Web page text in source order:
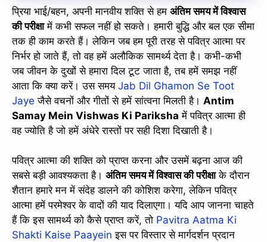
प्रिया भाई/बहन, अपनी मानवीय शक्ति से हम अंतिम समय में विश्वास
की परीक्षामें कभी सफल नहीं हो सकते। हमारी बुद्धि और बल एक सीमा
तक ही काम करते हैं। लेकिन जब हम पूरी तरह से पवित्र आत्मा पर
निर्भर हो जाते हैं, तो वह हमें अलौकिक सामर्थ्य देता है। कभी-कभी
जब जीवन के दुखों से हमारा दिल टूट जाता है, तब हमें समझ नहीं
आता कि क्या करें। उस समय Jab Dil Ghamon Se Toot
Jaye जैसे वचनों और गीतों से हमें सांत्वना मिलती है। Antim
Samay Mein Vishwas Ki Pariksha में पवित्र आत्मा ही
वह ज्योति है जो हमें अंधेरे रास्तों पर सही दिशा दिखाती है।
पवित्र आत्मा की शक्ति को प्राप्त करना और उसमें बढ़ना आज की
सबसे बड़ी आवश्यकता है। अंतिम समय में विश्वास की परीक्षाके दौरान
शैतान हमारे मन में संदेह डालने की कोशिश करेगा, लेकिन पवित्र
आत्मा हमें परमेश्वर के वादों की याद दिलाएगा। यदि आप जानना चाहते
हैं कि इस सामर्थ्य को कैसे प्राप्त करें, तो Pavitra Aatma Ki
Shakti Kaise Paayein इस पर विस्तार से मार्गदर्शन प्रदान